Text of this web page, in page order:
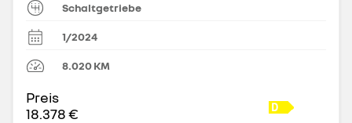
Schaltgetriebe
1/2024
8.020KM
Preis
18.378 €